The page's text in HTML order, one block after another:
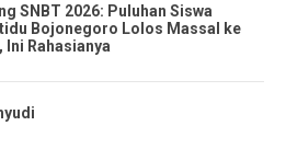
SNBT 2026: Puluhan Siswa
Bojonegoro Lolos Massal ke
Ini Rahasianya